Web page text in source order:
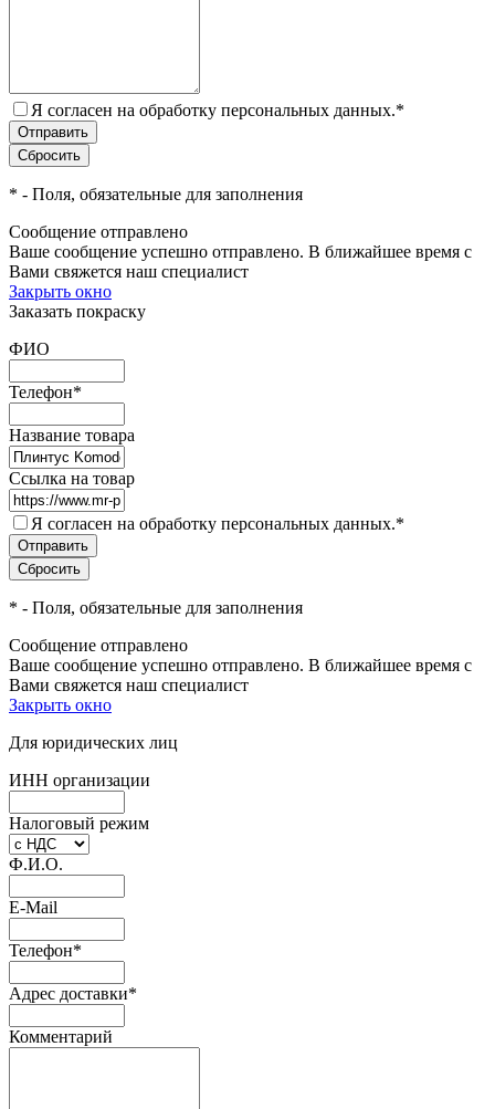
Я согласен на обработку персональных данных.*
* - Поля, обязательные для заполнения
Сообщение отправлено
Ваше сообщение успешно отправлено. В ближайшее время с
Вами свяжется наш специалист
Закрыть окно
Заказать покраску
ФИО
Телефон*
Название товара
Ссылка на товар
Я согласен на обработку персональных данных.*
* - Поля, обязательные для заполнения
Сообщение отправлено
Ваше сообщение успешно отправлено. В ближайшее время с
Вами свяжется наш специалист
Закрыть окно
Для юридических лиц
ИНН организации
Налоговый режим
Ф.И.О.
E-Mail
Телефон*
Адрес доставки*
Комментарий